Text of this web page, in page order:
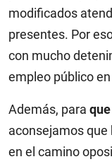
modificados
presentes. Por
con mucho
empleo público
Además, para
aconsejamos que
en el camino